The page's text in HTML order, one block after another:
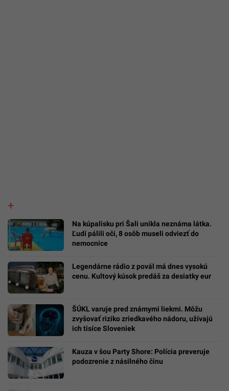
Na kúpalisku pri Šali unikla neznáma látka.
Ľudí pálili oči, 8 osôb museli odviezť do
nemocnice
Legendárne rádio z povál má dnes vysokú
cenu. Kultový kúsok predáš za desiatky eur
ŠÚKL varuje pred známymi liekmi. Môžu
zvyšovať riziko zriedkavého nádoru, užívajú
ich tisíce Sloveniek
Kauza v šou Party Shore: Polícia preveruje
podozrenie z násilného činu